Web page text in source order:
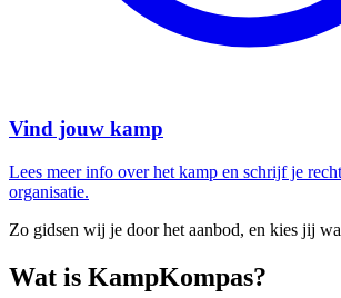
Vind jouw kamp
Lees meer info over het kamp en schrijf je
organisatie.
Zo gidsen wij je door het aanbod, en kies jij
Wat is KampKompas?